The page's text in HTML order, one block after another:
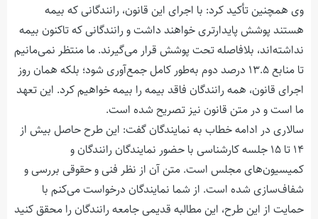
وی همچنین تأکید کرد: با اجرای این قانون، رانندگانی که بیمه
هستند پوشش پایدارتری خواهند داشت و رانندگانی که تاکنون بیمه
نداشته‌اند، بلافاصله تحت پوشش قرار می‌گیرند. ما منتظر نمی‌مانیم
تا منابع ۱۳.۵ درصد دوم به‌طور کامل جمع‌آوری شود؛ بلکه همان روز
اجرای قانون، همه رانندگان فاقد بیمه را بیمه خواهیم کرد. این تعهد
ما است و در متن قانون نیز تصریح شده است.
سالاری در ادامه خطاب به نمایندگان گفت: این طرح حاصل بیش از
۱۴ تا ۱۵ جلسه کارشناسی با حضور نمایندگان رانندگان و
کمیسیون‌های مجلس است. متن آن از نظر فنی و حقوقی بررسی و
شفاف‌سازی شده است. از شما نمایندگان درخواست می‌کنم با
حمایت از این طرح، این مطالبه قدیمی جامعه رانندگان را محقق کنید